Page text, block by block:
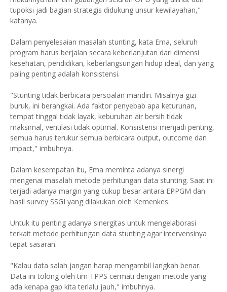
tupoksi jadi bagian strategis didukung unsur kewilayahan,"
katanya.
Dalam penyelesaian masalah stunting, kata Ema, seluruh
program harus berjalan secara keberlanjutan dari dimensi
kesehatan, pendidikan, keberlangsungan hidup ideal, dan yang
paling penting adalah konsistensi.
"Stunting tidak berbicara persoalan mandiri. Misalnya gizi
buruk, ini berangkai. Ada faktor penyebab apa keturunan,
tempat tinggal tidak layak, keburuhan air bersih tidak
maksimal, ventilasi tidak optimal. Konsistensi menjadi penting,
semua harus terukur semua berbicara output, outcome dan
impact," imbuhnya.
Dalam kesempatan itu, Ema meminta adanya sinergi
mengenai masalah metode perhitungan data stunting. Saat ini
terjadi adanya margin yang cukup besar antara EPPGM dan
hasil survey SSGI yang dilakukan oleh Kemenkes.
Untuk itu penting adanya sinergitas untuk mengelaborasi
terkait metode perhitungan data stunting agar intervensinya
tepat sasaran.
"Kalau data salah jangan harap mengambil langkah benar.
Data ini tolong oleh tim TPPS cermati dengan metode yang
ada kenapa gap kita terlalu jauh," imbuhnya.